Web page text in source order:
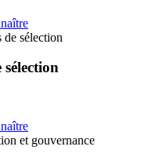
de sélection
sélection
et gouvernance